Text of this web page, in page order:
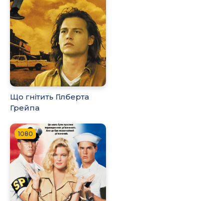
Що гнітить Гілберта
Грейпа
1080